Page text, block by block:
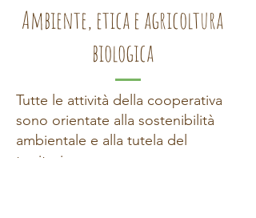
Ambiente, etica e agricoltura
biologica
Tutte le attività della cooperativa
sono orientate alla sostenibilità
ambientale e alla tutela del
territorio.